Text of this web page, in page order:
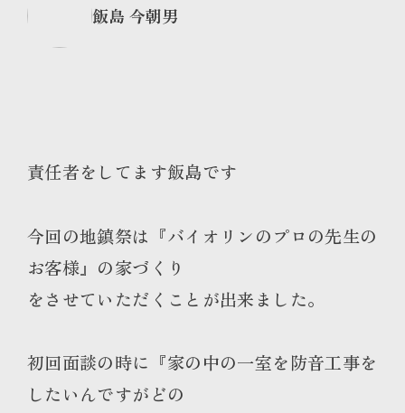
飯島 今朝男
責任者をしてます飯島です
今回の地鎮祭は『バイオリンのプロの先生の
お客様』の家づくり
をさせていただくことが出来ました。
初回面談の時に『家の中の一室を防音工事を
したいんですがどの